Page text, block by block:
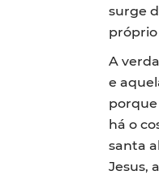
surge
próprio
A
e
há o
santa
Jesus,